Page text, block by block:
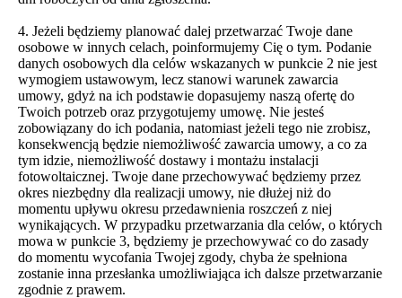
4. Jeżeli będziemy planować dalej przetwarzać Twoje dane
osobowe w innych celach, poinformujemy Cię o tym. Podanie
danych osobowych dla celów wskazanych w punkcie 2 nie jest
wymogiem ustawowym, lecz stanowi warunek zawarcia
umowy, gdyż na ich podstawie dopasujemy naszą ofertę do
Twoich potrzeb oraz przygotujemy umowę. Nie jesteś
zobowiązany do ich podania, natomiast jeżeli tego nie zrobisz,
konsekwencją będzie niemożliwość zawarcia umowy, a co za
tym idzie, niemożliwość dostawy i montażu instalacji
fotowoltaicznej. Twoje dane przechowywać będziemy przez
okres niezbędny dla realizacji umowy, nie dłużej niż do
momentu upływu okresu przedawnienia roszczeń z niej
wynikających. W przypadku przetwarzania dla celów, o których
mowa w punkcie 3, będziemy je przechowywać co do zasady
do momentu wycofania Twojej zgody, chyba że spełniona
zostanie inna przesłanka umożliwiająca ich dalsze przetwarzanie
zgodnie z prawem.